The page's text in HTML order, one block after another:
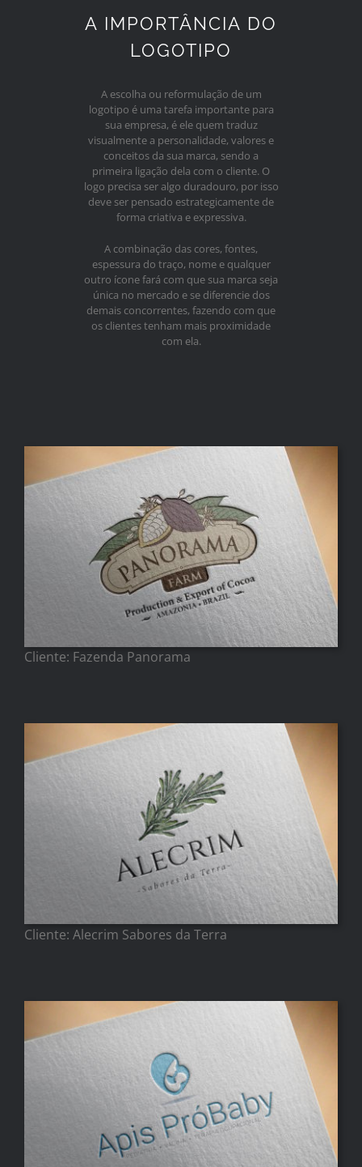
A IMPORTÂNCIA DO
LOGOTIPO
A escolha ou reformulação de um
logotipo é uma tarefa importante para
sua empresa, é ele quem traduz
visualmente a personalidade, valores e
conceitos da sua marca, sendo a
primeira ligação dela com o cliente. O
logo precisa ser algo duradouro, por isso
deve ser pensado estrategicamente de
forma criativa e expressiva.
A combinação das cores, fontes,
espessura do traço, nome e qualquer
outro ícone fará com que sua marca seja
única no mercado e se diferencie dos
demais concorrentes, fazendo com que
os clientes tenham mais proximidade
com ela.
Cliente: Fazenda Panorama
Cliente: Alecrim Sabores da Terra